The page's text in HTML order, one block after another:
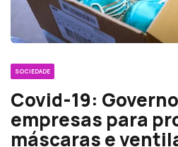
SOCIEDADE
Covid-19:
empresas para
máscaras e